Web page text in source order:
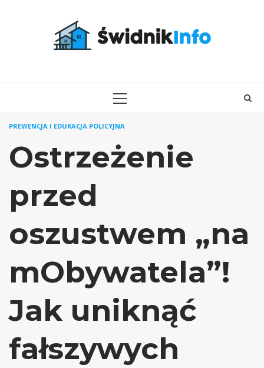
PRIMARY
PREWENCJA I EDUKACJA POLICYJNA
Ostrzeżenie
przed
oszustwem „na
mObywatela”!
Jak uniknąć
fałszywych